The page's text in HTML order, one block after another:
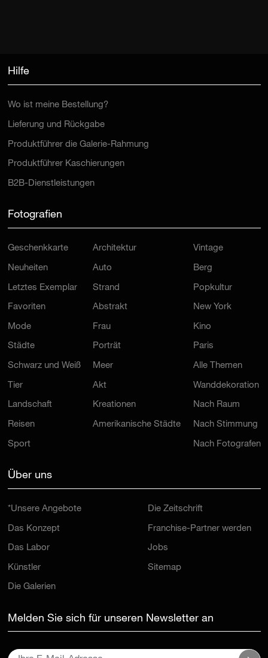
Hilfe
Wo ist meine Bestellung?
Lieferung und Rückgabe
Produktführer die Galerie-Rahmung
Produktführer Kaschierungen
B2B-Dienstleistungen
Fotografien
Geschenkkarte
Neuheiten
Letztes Exemplar
Favoriten
Mode
Städte
Schwarz und Weiß
Tier
Landschaft
Reisen
Sport
Architektur
Auto
Strand
Abstrakt
Frau
Porträt
Meer
Akt
Kreationen
Amerikanische Städte
Vintage
Berg
Popkultur
New York
Kino
Paris
Alle Themen
Wanddekoration
Nach Raum
Nach Stimmung
Nach Fotografen
Über uns
*Unsere Angebote
Das Konzept
Das Labor
Künstler
Die Galerien
Die Zeitschrift
Franchise-Partner werden
Jobs
Sitemap
Melden Sie sich für unseren Newsletter an